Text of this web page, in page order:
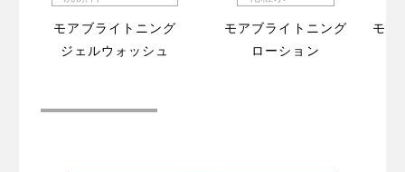
モアブライトニング
ジェルウォッシュ
モアブライトニング
ローション
モア